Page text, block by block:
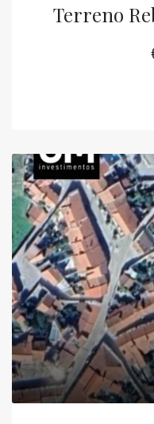
Terreno